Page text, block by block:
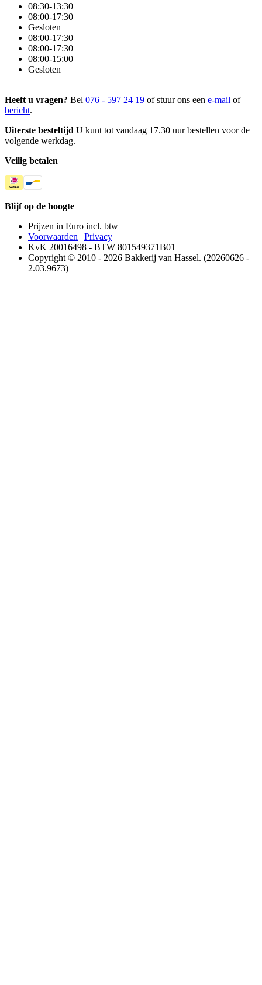
08:30-13:30
08:00-17:30
Gesloten
08:00-17:30
08:00-17:30
08:00-15:00
Gesloten
Heeft u vragen? Bel 076 - 597 24 19 of stuur ons een e-mail of
bericht.
Uiterste besteltijd U kunt tot vandaag 17.30 uur bestellen voor de
volgende werkdag.
Veilig betalen
Blijf op de hoogte
Prijzen in Euro incl. btw
Voorwaarden | Privacy
KvK 20016498 - BTW 801549371B01
Copyright © 2010 - 2026 Bakkerij van Hassel. (20260626 -
2.03.9673)